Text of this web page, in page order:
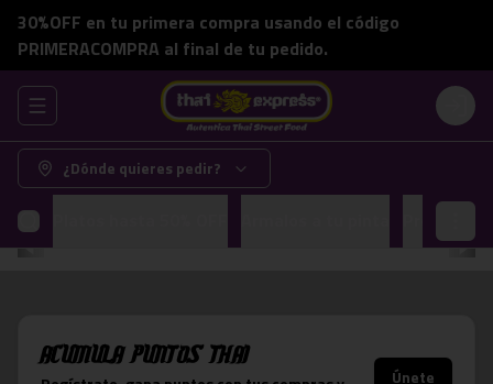
30%OFF en tu primera compra usando el código
PRIMERACOMPRA al final de tu pedido.
Abrir menu de navegación Login
¿Dónde quieres pedir?
AcumulaPuntos Thai
Únete